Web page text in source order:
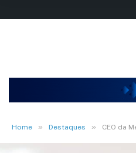
Home » Destaques » CEO da MedPortal e